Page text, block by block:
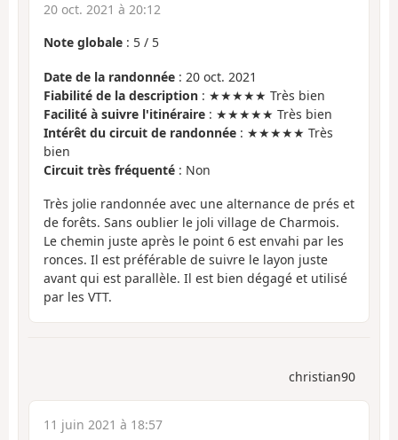
20 oct. 2021 à 20:12
Note globale : 5 / 5
Date de la randonnée : 20 oct. 2021
Fiabilité de la description : ★★★★★ Très bien
Facilité à suivre l'itinéraire : ★★★★★ Très bien
Intérêt du circuit de randonnée : ★★★★★ Très
bien
Circuit très fréquenté : Non
Très jolie randonnée avec une alternance de prés et
de forêts. Sans oublier le joli village de Charmois.
Le chemin juste après le point 6 est envahi par les
ronces. Il est préférable de suivre le layon juste
avant qui est parallèle. Il est bien dégagé et utilisé
par les VTT.
christian90
11 juin 2021 à 18:57